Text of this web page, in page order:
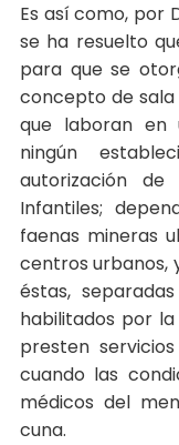
Es así como, por
se ha resuelto
para que se
concepto de
que laboran en
ningún
autorización
Infantiles;
faenas mineras
centros urbanos,
éstas,
habilitados por
presten
cuando las
médicos del
cuna.